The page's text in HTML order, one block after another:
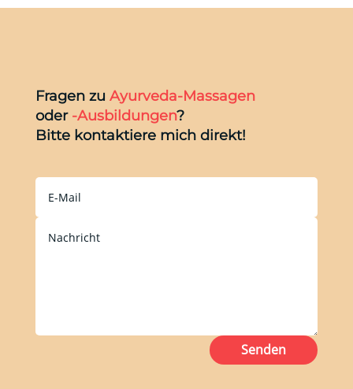
Fragen zu Ayurveda-Massagen
oder -Ausbildungen?
Bitte kontaktiere mich direkt!
Senden